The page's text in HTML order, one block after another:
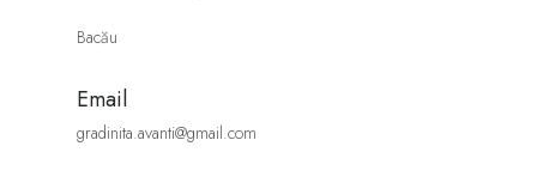
Bacău
Email
gradinita.avanti@gmail.com